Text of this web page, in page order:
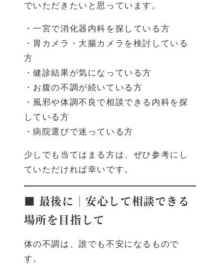
でいただきたいと思っています。
・一宮で消化器内科を探している方
・胃カメラ・大腸カメラを検討している
方
・健診結果が気になっている方
・お腹の不調が続いている方
・風邪や体調不良で相談できる内科を探
している方
・病院選びで迷っている方
少しでも当てはまる方は、ぜひ参考にし
ていただければ幸いです。
■ 最後に｜安心して相談できる
場所を目指して
体の不調は、誰でも不安になるもので
す。